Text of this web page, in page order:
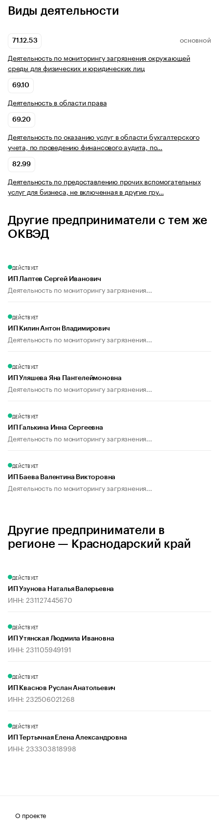
Виды деятельности
71.12.53 ОСНОВНОЙ
Деятельность по мониторингу загрязнения окружающей
среды для физических и юридических лиц
69.10
Деятельность в области права
69.20
Деятельность по оказанию услуг в области бухгалтерского
учета, по проведению финансового аудита, по…
82.99
Деятельность по предоставлению прочих вспомогательных
услуг для бизнеса, не включенная в другие гру…
Другие предприниматели с тем же
ОКВЭД
ДЕЙСТВУЕТ
ИП Лаптев Сергей Иванович
Деятельность по мониторингу загрязнения...
ДЕЙСТВУЕТ
ИП Килин Антон Владимирович
Деятельность по мониторингу загрязнения...
ДЕЙСТВУЕТ
ИП Уляшева Яна Пантелеймоновна
Деятельность по мониторингу загрязнения...
ДЕЙСТВУЕТ
ИП Галькина Инна Сергеевна
Деятельность по мониторингу загрязнения...
ДЕЙСТВУЕТ
ИП Баева Валентина Викторовна
Деятельность по мониторингу загрязнения...
Другие предприниматели в
регионе — Краснодарский край
ДЕЙСТВУЕТ
ИП Узунова Наталья Валерьевна
ИНН: 231127445670
ДЕЙСТВУЕТ
ИП Утянская Людмила Ивановна
ИНН: 231105949191
ДЕЙСТВУЕТ
ИП Кваснов Руслан Анатольевич
ИНН: 232506021268
ДЕЙСТВУЕТ
ИП Тертычная Елена Александровна
ИНН: 233303818998
О проекте